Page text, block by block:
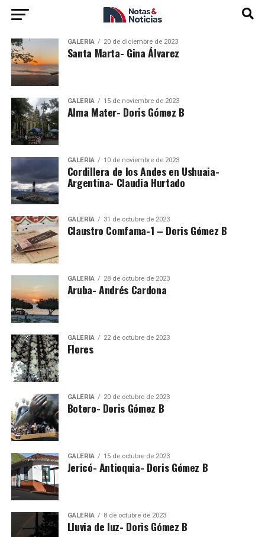
GALERÍA 20 de diciembre de 2023
Santa Marta- Gina Álvarez
GALERÍA 15 de noviembre de 2023
Alma Mater- Doris Gómez B
GALERÍA 10 de noviembre de 2023
Cordillera de los Andes en Ushuaia-
Argentina- Claudia Hurtado
GALERÍA 31 de octubre de 2023
Claustro Comfama-1 – Doris Gómez B
GALERÍA 28 de octubre de 2023
Aruba- Andrés Cardona
GALERÍA 22 de octubre de 2023
Flores
GALERÍA 20 de octubre de 2023
Botero- Doris Gómez B
GALERÍA 15 de octubre de 2023
Jericó- Antioquia- Doris Gómez B
GALERÍA 8 de octubre de 2023
Lluvia de luz- Doris Gómez B